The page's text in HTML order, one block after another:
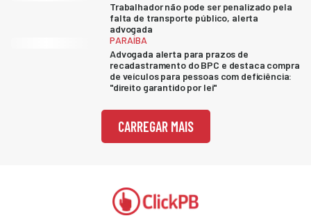
Trabalhador não pode ser penalizado pela
falta de transporte público, alerta
advogada
PARAÍBA
Advogada alerta para prazos de
recadastramento do BPC e destaca compra
de veículos para pessoas com deficiência:
"direito garantido por lei"
CARREGAR MAIS